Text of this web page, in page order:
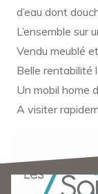
d’eau dont
L’ensemble sur
Vendu meublé
Belle rentabilité
Un mobil home
A visiter